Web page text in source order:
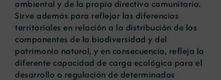
ambiental y de la propia directiva comunitaria.
Sirve además para reflejar las diferencias
territoriales en relación a la distribución de los
componentes de la biodiversidad y del
patrimonio natural, y en consecuencia, refleja la
diferente capacidad de carga ecológica para el
desarrollo o regulación de determinadas